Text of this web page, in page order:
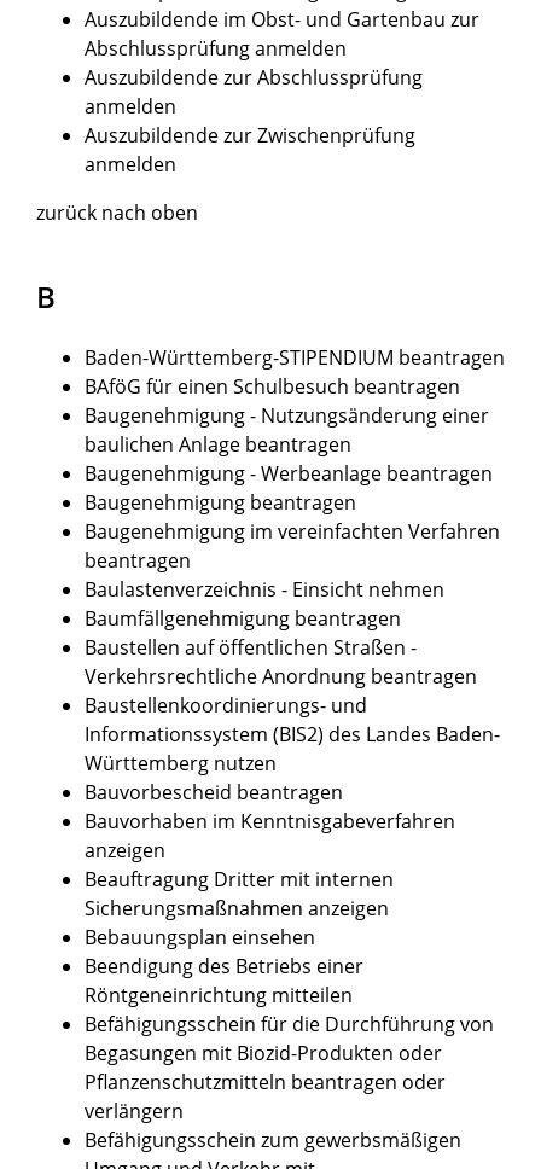
Auszubildende im Obst- und Gartenbau zur
Abschlussprüfung anmelden
Auszubildende zur Abschlussprüfung
anmelden
Auszubildende zur Zwischenprüfung
anmelden
zurück nach oben
B
Baden-Württemberg-STIPENDIUM beantragen
BAföG für einen Schulbesuch beantragen
Baugenehmigung - Nutzungsänderung einer
baulichen Anlage beantragen
Baugenehmigung - Werbeanlage beantragen
Baugenehmigung beantragen
Baugenehmigung im vereinfachten Verfahren
beantragen
Baulastenverzeichnis - Einsicht nehmen
Baumfällgenehmigung beantragen
Baustellen auf öffentlichen Straßen -
Verkehrsrechtliche Anordnung beantragen
Baustellenkoordinierungs- und
Informationssystem (BIS2) des Landes Baden-
Württemberg nutzen
Bauvorbescheid beantragen
Bauvorhaben im Kenntnisgabeverfahren
anzeigen
Beauftragung Dritter mit internen
Sicherungsmaßnahmen anzeigen
Bebauungsplan einsehen
Beendigung des Betriebs einer
Röntgeneinrichtung mitteilen
Befähigungsschein für die Durchführung von
Begasungen mit Biozid-Produkten oder
Pflanzenschutzmitteln beantragen oder
verlängern
Befähigungsschein zum gewerbsmäßigen